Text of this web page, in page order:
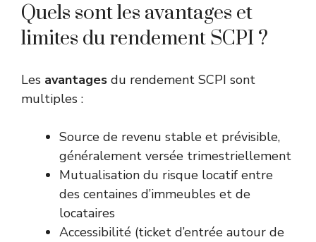
Quels sont les avantages et
limites du rendement SCPI ?
Les avantages du rendement SCPI sont
multiples :
Source de revenu stable et prévisible,
généralement versée trimestriellement
Mutualisation du risque locatif entre
des centaines d’immeubles et de
locataires
Accessibilité (ticket d’entrée autour de